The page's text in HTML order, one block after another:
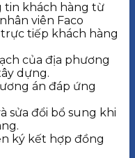
tin khách hàng từ
viên Faco
tiếp khách hàng
của địa phương
dựng.
án đáp ứng
sửa đổi bổ sung khi
ký kết hợp đồng